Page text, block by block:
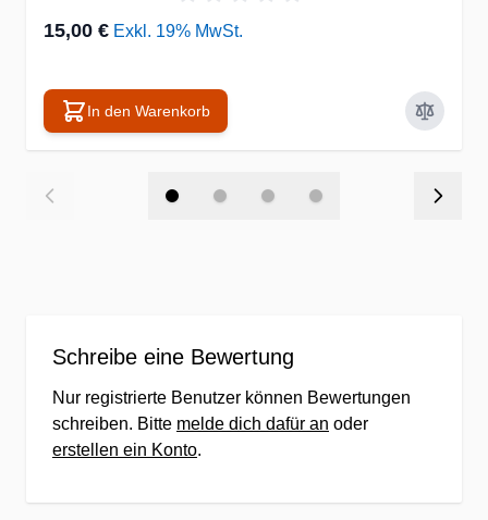
15,00 € Exkl. 19% MwSt.
In den Warenkorb
Schreibe eine Bewertung
Nur registrierte Benutzer können Bewertungen
schreiben. Bitte melde dich dafür an oder
erstellen ein Konto.